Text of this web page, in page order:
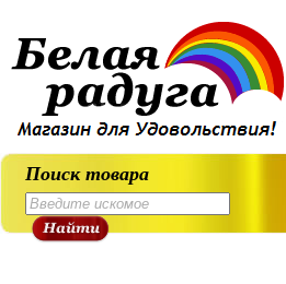
Поиск товара